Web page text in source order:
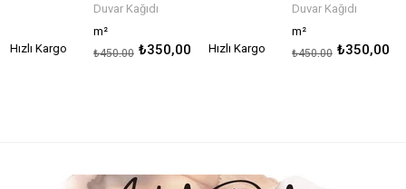
Duvar Kağıdı
₺350,00
₺450,00 Hızlı Kargo
Duvar Kağıdı
₺350,00
₺450,00 Hızlı